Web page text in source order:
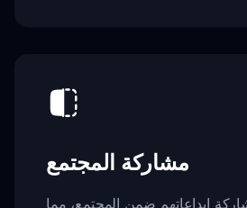
مشاركة المجتمع
إبداعاتهم ضمن المجتمع، مما